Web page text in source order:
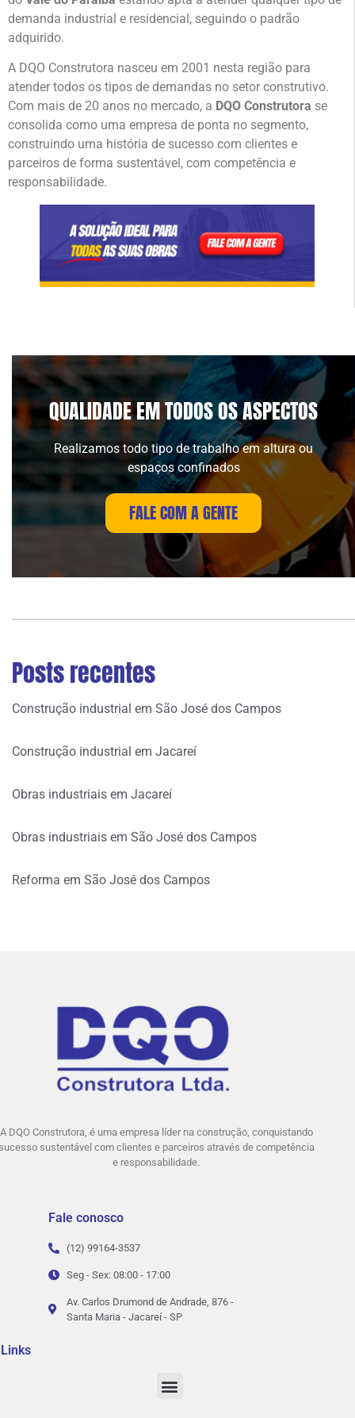
demanda industrial e residencial, seguindo o padrão
adquirido.
A DQO Construtora nasceu em 2001 nesta região para
atender todos os tipos de demandas no setor construtivo.
Com mais de 20 anos no mercado, a DQO Construtora se
consolida como uma empresa de ponta no segmento,
construindo uma história de sucesso com clientes e
parceiros de forma sustentável, com competência e
responsabilidade.
QUALIDADE EM TODOS OS ASPECTOS
Realizamos todo tipo de trabalho em altura ou
espaços confinados
FALE COM A GENTE
Posts recentes
Construção industrial em São José dos Campos
Construção industrial em Jacareí
Obras industriais em Jacareí
Obras industriais em São José dos Campos
Reforma em São José dos Campos
A DQO Construtora, é uma empresa líder na construção, conquistando
sustentável com clientes e parceiros através de competência
e responsabilidade.
Fale conosco
(12) 99164-3537
Seg - Sex: 08:00 - 17:00
Av. Carlos Drumond de Andrade, 876 -
Santa Maria - Jacareí - SP
Links